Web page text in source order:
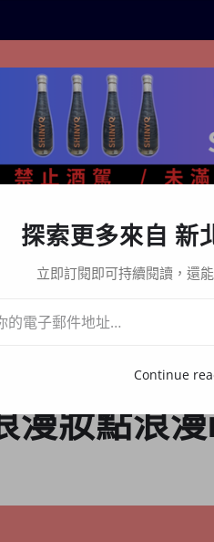
百態 關於樹報 星漩
漫妝點浪
探索更多來自 新
立即訂閱即可持續閱讀，還
Continue